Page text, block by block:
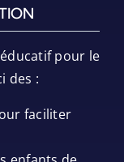
pour le
des :
faciliter